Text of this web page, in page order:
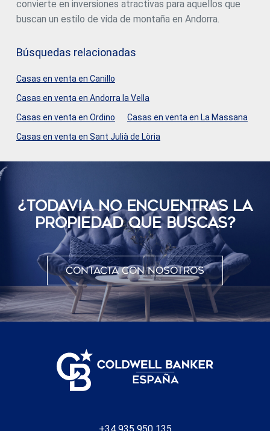
Escaldes-Engordany que combina ubicación, vistas,
calidad constructiva y completas zonas
comunes.~Inmobiliaria Gali a su disposición.
convierte en inversiones atractivas para aquellos que
buscan un estilo de vida de montaña en Andorra.
Búsquedas relacionadas
Casas en venta en Canillo
Casas en venta en Andorra la Vella
Casas en venta en Ordino
Casas en venta en La Massana
Casas en venta en Sant Julià de Lòria
¿TODAVÍ­A NO ENCUENTRAS LA
PROPIEDAD QUE BUSCAS?
Contacta con nosotros